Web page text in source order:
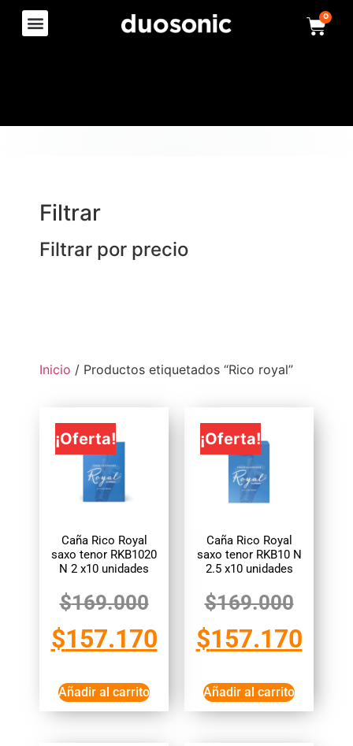
0
Filtrar
Filtrar por precio
Inicio / Productos etiquetados “Rico royal”
¡Oferta!
Caña Rico Royal
saxo tenor RKB1020
N 2 x10 unidades
$169.000
$157.170
Añadir al carrito
¡Oferta!
Caña Rico Royal
saxo tenor RKB10 N
2.5 x10 unidades
$169.000
$157.170
Añadir al carrito